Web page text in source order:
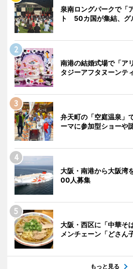
泉南ロングパークで「
ト 50カ国が集結、グ
南港の結婚式場で「ア
タジーアフタヌーンテ
弁天町の「空庭温泉
ーマに参加型ショーや
大阪・南港から大阪
00人募集
大阪・西区に「中華
メンチェーン「どさん
もっと見る